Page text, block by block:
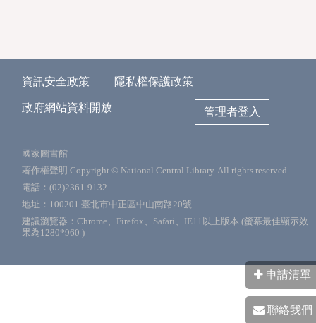
資訊安全政策 隱私權保護政策
政府網站資料開放 管理者登入
國家圖書館
著作權聲明 Copyright © National Central Library. All rights reserved.
電話：(02)2361-9132
地址：100201 臺北市中正區中山南路20號
建議瀏覽器：Chrome、Firefox、Safari、IE11以上版本 (螢幕最佳顯示效
果為1280*960 )
申請清單
聯絡我們